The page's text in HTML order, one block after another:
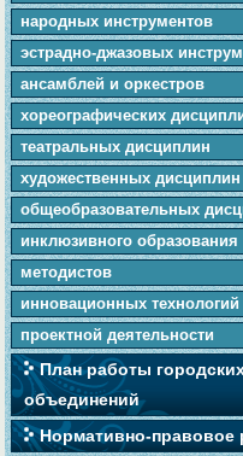
народных инструментов
эстрадно-джазовых
ансамблей и оркестров
хореографических
театральных дисциплин
художественных дисциплин
общеобразовательных
инклюзивного образования
методистов
инновационных технологий
проектной деятельности
План работы
объединений
Нормативно-